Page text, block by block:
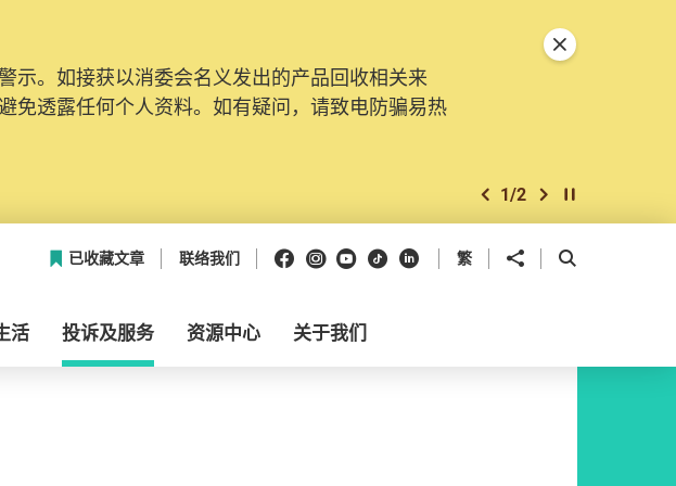
示。如接获以消委会名义发出的产品回收相关来
免透露任何个人资料。如有疑问，请致电防骗易热
上一个
1/2 下一个开始/暂停幻灯
关闭特別通告
已收藏文章 联络我们 Facebook
Instagram
Youtube
抖音领英 繁 分享到 开启搜寻框
活 投诉及服务 资源中心 关于我们